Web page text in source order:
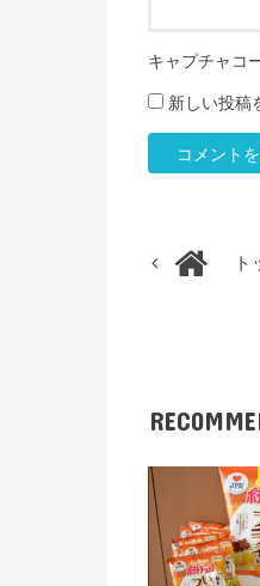
キャプチャコ
新しい投稿